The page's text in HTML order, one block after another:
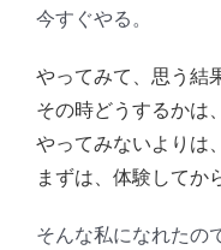
今すぐやる。
やってみて、思う結
その時どうするかは
やってみないよりは
まずは、体験してか
そんな私になれたの